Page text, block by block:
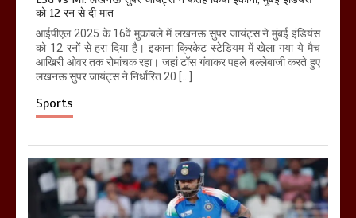
को 12 रन से दी मात
आईपीएल 2025 के 16वें मुकाबले में लखनऊ सुपर जायंट्स ने मुंबई इंडियंस
को 12 रनों से हरा दिया है। इकाना क्रिकेट स्टेडियम में खेला गया ये मैच
आखिरी ओवर तक रोमांचक रहा। जहां टॉस गंवाकर पहले बल्लेबाजी करते हुए
लखनऊ सुपर जायंट्स ने निर्धारित 20 […]
Sports